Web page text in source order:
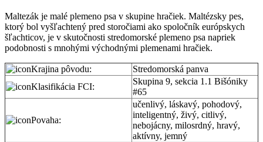
Maltezák je malé plemeno psa v skupine hračiek. Maltézsky pes,
ktorý bol vyšľachtený pred storočiami ako spoločník európskych
šľachticov, je v skutočnosti stredomorské plemeno psa napriek
podobnosti s mnohými východnými plemenami hračiek.
Krajina pôvodu:
Stredomorská panva
Klasifikácia FCI:
Skupina 9, sekcia 1.1 Bišóniky
#65
Povaha:
učenlivý, láskavý, pohodový,
inteligentný, živý, citlivý,
nebojácny, milosrdný, hravý,
aktívny, jemný